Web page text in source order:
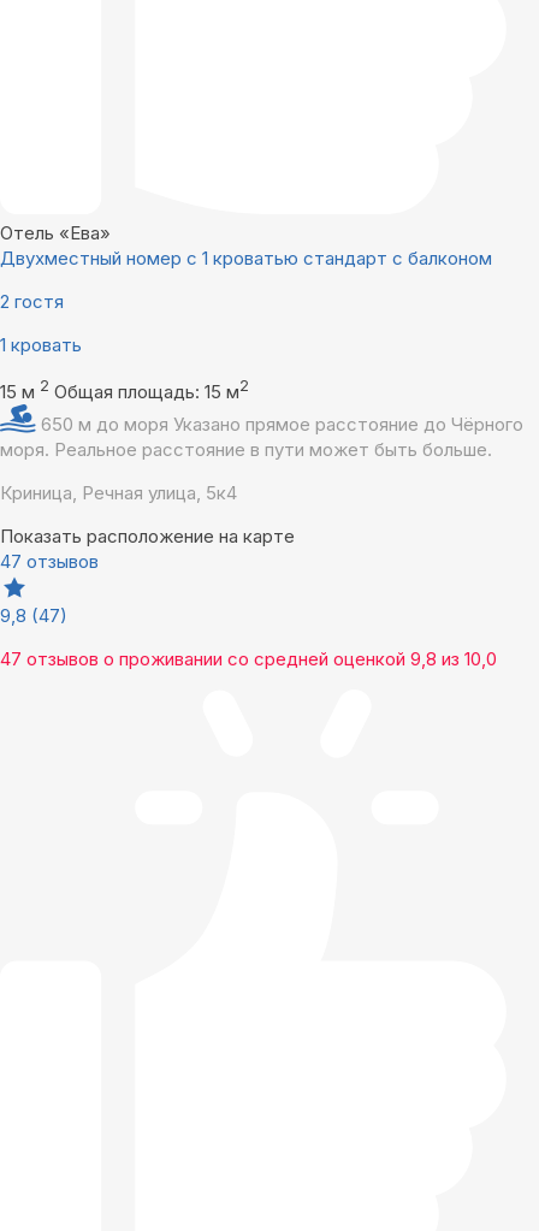
Отель «Ева»
Двухместный номер с 1 кроватью стандарт с балконом
2 гостя
1 кровать
15 м 2 Общая площадь: 15 м2
650 м до моря Указано прямое расстояние до Чёрного
моря. Реальное расстояние в пути может быть больше.
Криница, Речная улица, 5к4
Показать расположение на карте
47 отзывов
9,8 (47)
47 отзывов о проживании со средней оценкой 9,8 из 10,0